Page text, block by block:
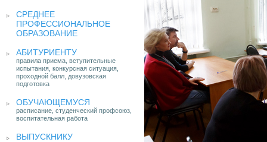
СРЕДНЕЕ
ПРОФЕССИОНАЛЬНОЕ
ОБРАЗОВАНИЕ
АБИТУРИЕНТУ
правила приема, вступительные
испытания, конкурсная ситуация,
проходной балл, довузовская
подготовка
ОБУЧАЮЩЕМУСЯ
расписание, студенческий профсоюз,
воспитательная работа
ВЫПУСКНИКУ